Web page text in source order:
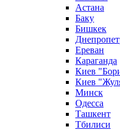
Астана
Баку
Бишкек
Ереван
Караганда
Киев
Киев
Минск
Одесса
Ташкент
Тбилиси